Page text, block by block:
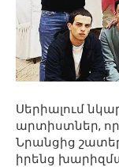
Սերիալում
արտիստներ,
Նրանցից
իրենց